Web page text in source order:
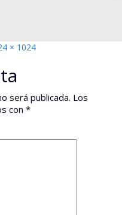
× 1024
será publicada. Los
con *